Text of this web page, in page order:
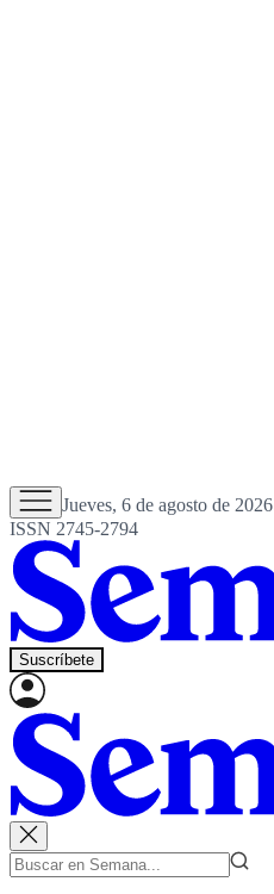
Jueves, 6 de agosto de 2026
ISSN 2745-2794
Suscríbete